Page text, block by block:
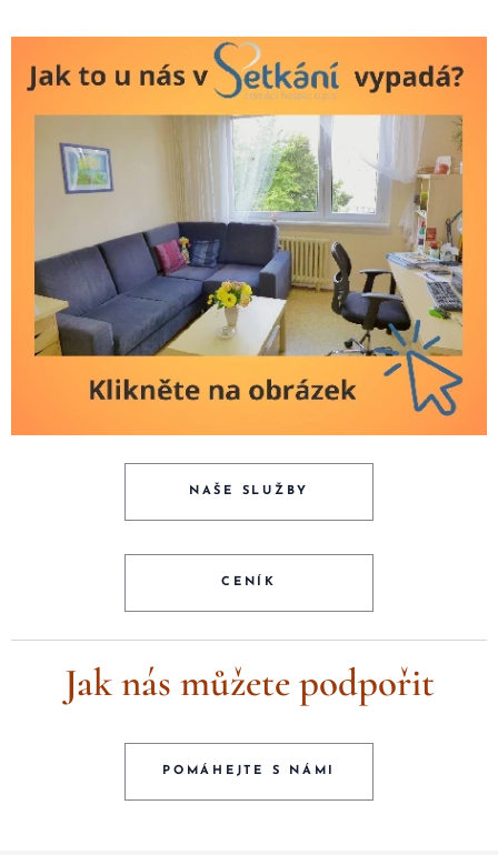
NAŠE SLUŽBY
CENÍK
Jak nás můžete podpořit
POMÁHEJTE S NÁMI